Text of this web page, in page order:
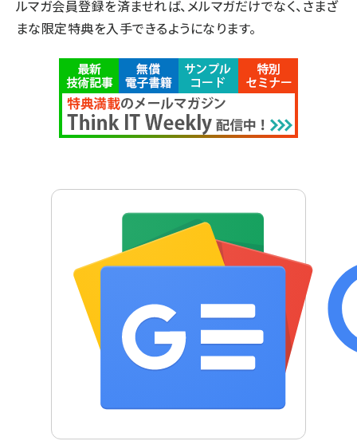
ルマガ会員登録を済ませれば、メルマガだけでなく、さまざ
まな限定特典を入手できるようになります。